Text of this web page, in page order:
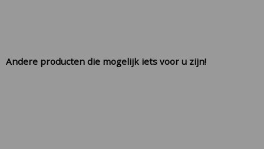
Andere producten die mogelijk iets voor u zijn!